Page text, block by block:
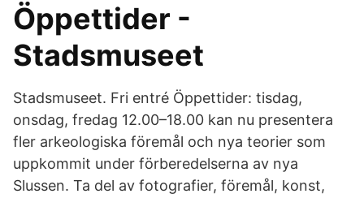
Öppettider -
Stadsmuseet
Stadsmuseet. Fri entré Öppettider: tisdag,
onsdag, fredag 12.00–18.00 kan nu presentera
fler arkeologiska föremål och nya teorier som
uppkommit under förberedelserna av nya
Slussen. Ta del av fotografier, föremål, konst,